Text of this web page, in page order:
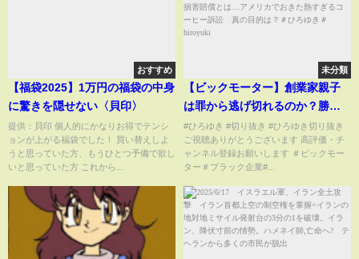
おすすめ
【福袋2025】1万円の福袋の中身
に驚きを隠せない〈貝印〉
提供：貝印 個人的にかなりお得でテンシ
ョンが上がる福袋でした！ 買い替えしよ
うと思っていた方、もうひとつ予備で欲し
いと思っていた方 これから...
未分類
【ビックモーター】創業家親子
は罪から逃げ切れるのか？勝ち
逃げを許さない 懲罰的損害賠
償とは…アメリカでおきた熱す
ぎるコーヒー訴訟 真の目的
#ひろゆき #切り抜き #ひろゆき切り抜き
ご視聴ありがとうございます 高評価・チ
ャンネル登録お願いします ＃ビックモー
ター＃ブラック企業#...